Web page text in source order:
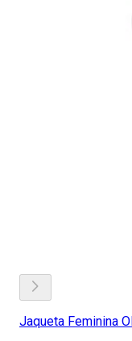
Jaqueta Feminina